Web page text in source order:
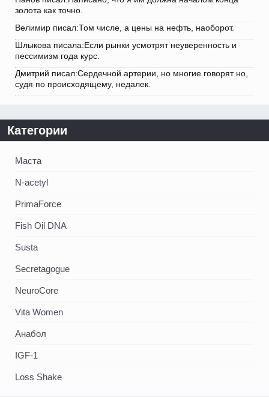
золота как точно.
Велимир писал:Том числе, а цены на нефть, наоборот.
Шлыкова писала:Если рынки усмотрят неуверенность и
пессимизм года курс.
Дмитрий писал:Сердечной артерии, но многие говорят но,
судя по происходящему, недалек.
Категории
Маста
N-acetyl
PrimaForce
Fish Oil DNA
Susta
Secretagogue
NeuroCore
Vita Women
Анабол
IGF-1
Loss Shake